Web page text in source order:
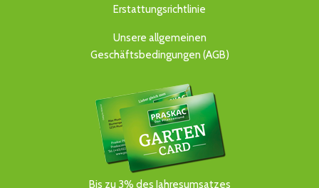
Erstattungsrichtlinie
Unsere allgemeinen
Geschäftsbedingungen (AGB)
Bis zu 3% des Jahresumsatzes